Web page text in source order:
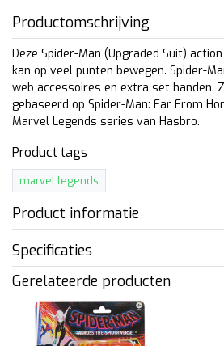
Productomschrijving
Deze Spider-Man (Upgraded Suit)
kan op veel punten bewegen. Spider-
web accessoires en extra set handen.
gebaseerd op Spider-Man: Far From
Marvel Legends series van Hasbro.
Product tags
marvel legends
Product informatie
Specificaties
Gerelateerde producten